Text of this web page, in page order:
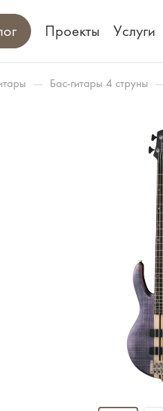
Проекты Услуги
— Бас-гитары 4 струны